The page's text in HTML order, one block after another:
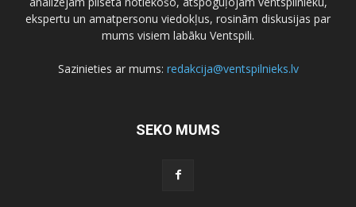
ekspertu un amatpersonu viedokļus, rosinām diskusijas par
mums visiem labāku Ventspili.
Sazinieties ar mums: redakcija@ventspilnieks.lv
SEKO MUMS